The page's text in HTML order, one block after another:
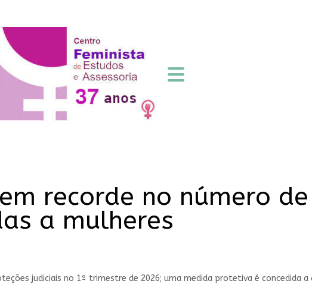
recorde no número
a mulheres
judiciais no 1º trimestre de 2026; uma medida protetiva é concedida a